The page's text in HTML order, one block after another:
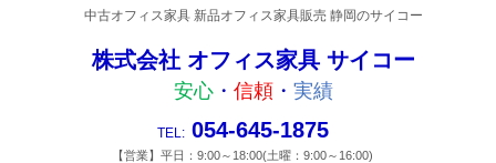
中古オフィス家具 新品オフィス家具販売 静岡のサイコー
株式会社 オフィス家具 サイコー
安心 ・ 信頼 ・ 実績
TEL:054-645-1875
【営業】平日：9:00～18:00(土曜：9:00～16:00)